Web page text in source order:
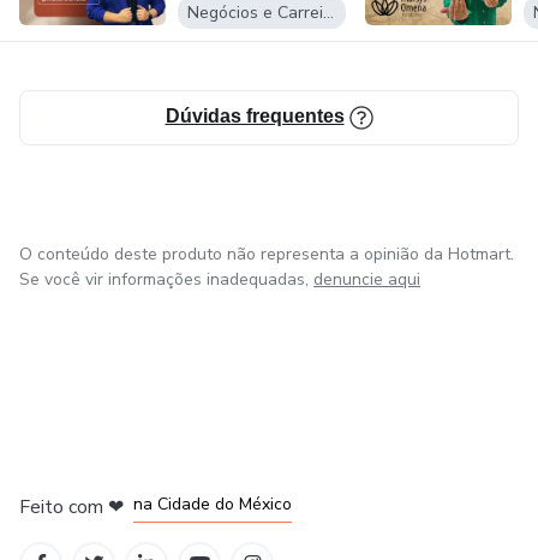
Negócios e Carreira
Dúvidas frequentes
O conteúdo deste produto não representa a opinião da Hotmart.
Se você vir informações inadequadas, denuncie aqui
Feito com ❤ na Cidade do México